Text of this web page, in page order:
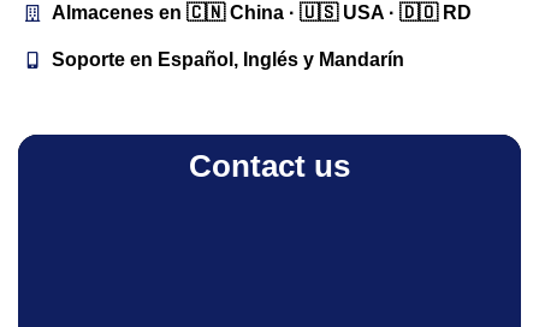
Almacenes en 🇨🇳 China · 🇺🇸 USA · 🇩🇴 RD
Soporte en Español, Inglés y Mandarín
Contact us